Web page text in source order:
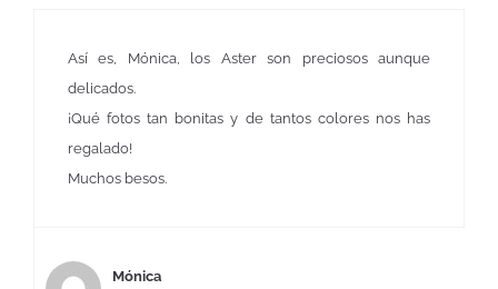
Así es, Mónica, los Aster son preciosos aunque
delicados.
¡Qué fotos tan bonitas y de tantos colores nos has
regalado!
Muchos besos.
Mónica